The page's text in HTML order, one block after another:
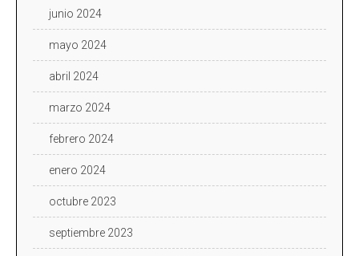
junio 2024
mayo 2024
abril 2024
marzo 2024
febrero 2024
enero 2024
octubre 2023
septiembre 2023